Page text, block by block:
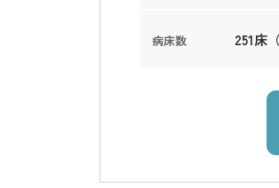
病床数 251床